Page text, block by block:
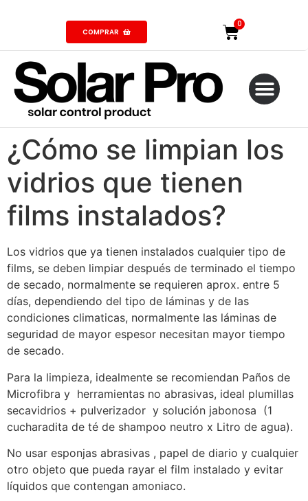
COMPRAR
¿Cómo se limpian los
vidrios que tienen
films instalados?
Los vidrios que ya tienen instalados cualquier tipo de
films, se deben limpiar después de terminado el tiempo
de secado, normalmente se requieren aprox. entre 5
días, dependiendo del tipo de láminas y de las
condiciones climaticas, normalmente las láminas de
seguridad de mayor espesor necesitan mayor tiempo
de secado.
Para la limpieza, idealmente se recomiendan Paños de
Microfibra y herramientas no abrasivas, ideal plumillas
secavidrios + pulverizador y solución jabonosa (1
cucharadita de té de shampoo neutro x Litro de agua).
No usar esponjas abrasivas , papel de diario y cualquier
otro objeto que pueda rayar el film instalado y evitar
líquidos que contengan amoniaco.